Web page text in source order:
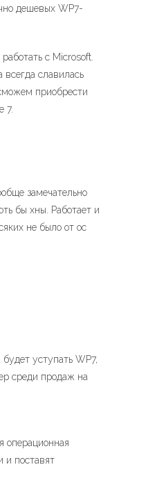
дешевых WP7-
с Microsoft.
славилась
приобрести
7.
замечательно
бы хны. Работает и
не было от ос
уступать WP7,
среди продаж на
операционная
и поставят